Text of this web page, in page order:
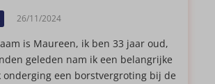
26/11/2024
is Maureen, ik ben 33 jaar oud,
geleden nam ik een belangrijke
onderging een borstvergroting bij de